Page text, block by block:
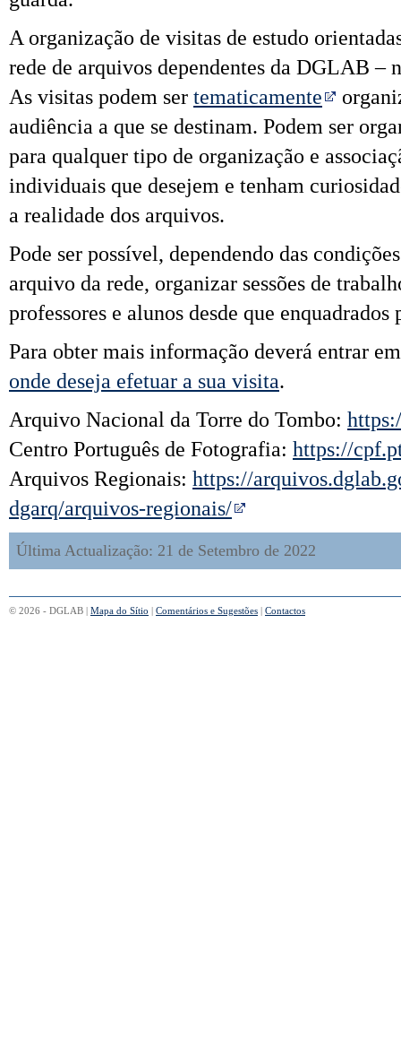
A organização de visitas de estudo
rede de arquivos dependentes da DGLAB –
As visitas podem ser tematicamente
audiência a que se destinam. Podem ser
para qualquer tipo de organização e
individuais que desejem e tenham
a realidade dos arquivos.
Pode ser possível, dependendo das
arquivo da rede, organizar sessões de
professores e alunos desde que
Para obter mais informação deverá entrar
onde deseja efetuar a sua visita.
Arquivo Nacional da Torre do Tombo:
Centro Português de Fotografia: https://
Arquivos Regionais: https://
dgarq/arquivos-regionais/
Última Actualização: 21 de Setembro de 2022
© 2026 - DGLAB | Mapa do Sítio | Comentários e Sugestões | Contactos